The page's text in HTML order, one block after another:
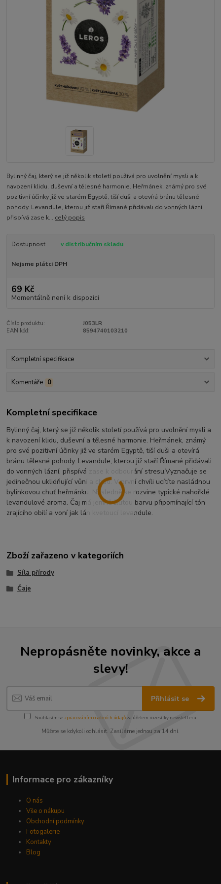
Bylinný čaj, který se již několik století používá pro uvolnění mysli a k
navození klidu, duševní a tělesné harmonie. Heřmánek, známý pro své
pozitivní účinky již ve starém Egyptě, tiší duši a otevírá bránu tělesné
pohody. Levandule, kterou již staří Římané přidávali do vonných lázní,
přispívá zase k... celý popis
Dostupnost v distribučním skladu
Nejsme plátci DPH
69 Kč
Momentálně není k dispozici
Číslo produktu:
J053LR
EAN kód:
8594740103210
Kompletní specifikace
Komentáře 0
Kompletní specifikace
Bylinný čaj, který se již několik století používá pro uvolnění mysli a
k navození klidu, duševní a tělesné harmonie. Heřmánek, známý
pro své pozitivní účinky již ve starém Egyptě, tiší duši a otevírá
bránu tělesné pohody. Levandule, kterou již staří Římané přidávali
do vonných lázní, přispívá zase k odbourání stresu.Vyznačuje se
jedinečnou uklidňující vůní a chutí. V první chvíli ucítíte nasládnou
bylinkovou chuť heřmánku. Následně se rozvine typické nahořklé
levandulové aroma. Čaj má jemně žlutou barvu připomínající tón
zrajícího obilí a voní jak lán kvetoucí levandule.
Zboží zařazeno v kategoriích
Síla přírody
Čaje
Nepropásněte novinky, akce a
slevy!
Přihlásit se
Souhlasím se zpracováním osobních údajůza účelem rozesílky newsletteru.
Můžete se kdykoli odhlásit. Zasíláme jednou za 14 dní.
Informace pro zákazníky
O nás
Vše o nákupu
Obchodní podmínky
Fotogalerie
Kontakty
Blog